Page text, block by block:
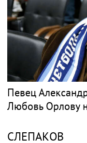
Певец
Любовь Орлову
СЛЕПАКОВ